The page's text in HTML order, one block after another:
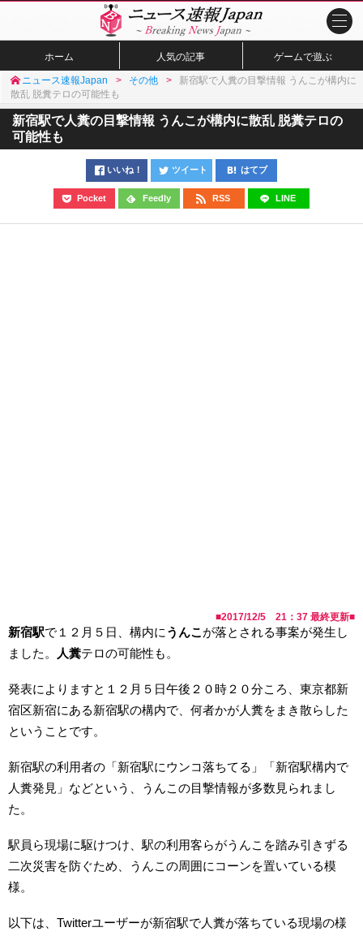
ホーム 人気の記事 ゲームで遊ぶ
ニュース速報Japan その他
新宿駅で人糞の目撃情報 うんこが構内に
散乱 脱糞テロの可能性も
新宿駅で人糞の目撃情報 うんこが構内に散乱 脱糞テロの
可能性も
いいね！ ツイート はてブ
Pocket Feedly RSS LINE
■2017/12/5 21：37 最終更新■
新宿駅で１２月５日、構内に うんこ が落とされる事案が発生し
ました。
人糞テロの可能性も。
発表によりますと１２月５日午後２０時２０分ころ、東京都新
宿区新宿にある新宿駅の構内で、何者かが人糞をまき散らした
ということです。
新宿駅の利用者の「新宿駅にウンコ落ちてる」「新宿駅構内で
人糞発見」などという、うんこの目撃情報が多数見られまし
た。
駅員ら現場に駆けつけ、駅の利用客らがうんこを踏み引きずる
二次災害を防ぐため、うんこの周囲にコーンを置いている模
様。
以下は、Twitterユーザーが新宿駅で人糞が落ちている現場の様